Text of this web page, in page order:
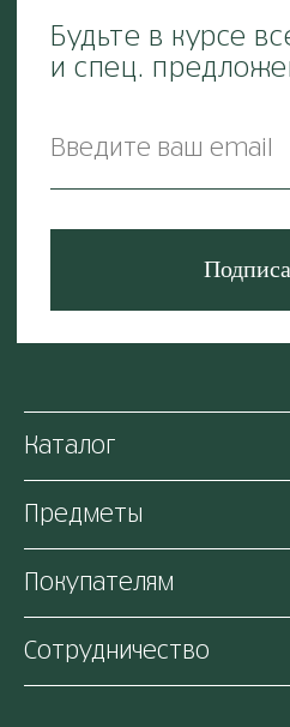
Каталог
Предметы
Покупателям
Сотрудничество